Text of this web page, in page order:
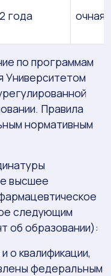
2 года очная
по программам
Университетом
Правила
нормативным
высшее
следующим
об образовании):
о квалификации,
федеральным